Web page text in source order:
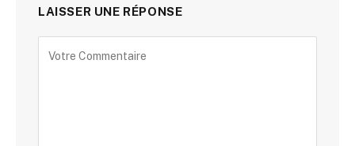
LAISSER UNE RÉPONSE